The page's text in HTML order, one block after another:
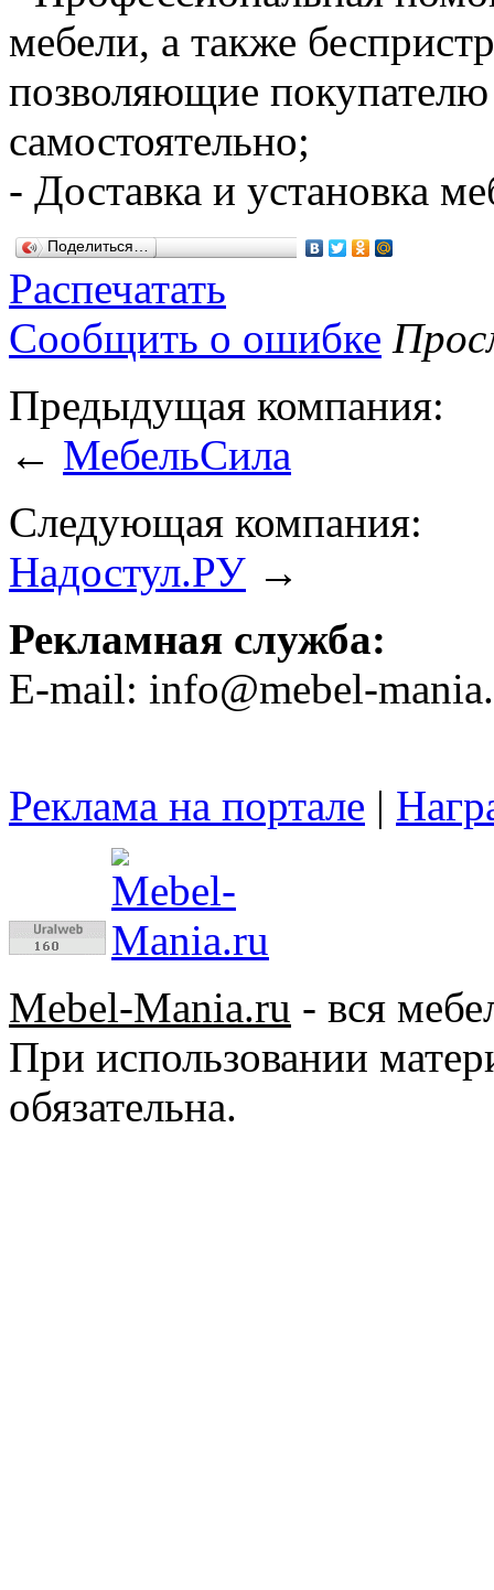
мебели, а также
позволяющие
самостоятельно;
- Доставка и установка
Поделиться…
Распечатать
Сообщить о ошибке
Предыдущая компания:
← МебельСила
Следующая компания:
Надостул.РУ →
Рекламная служба:
E-mail: info@mebel-
Реклама на портале |
Mebel-Mania.ru - вся
При использовании
обязательна.